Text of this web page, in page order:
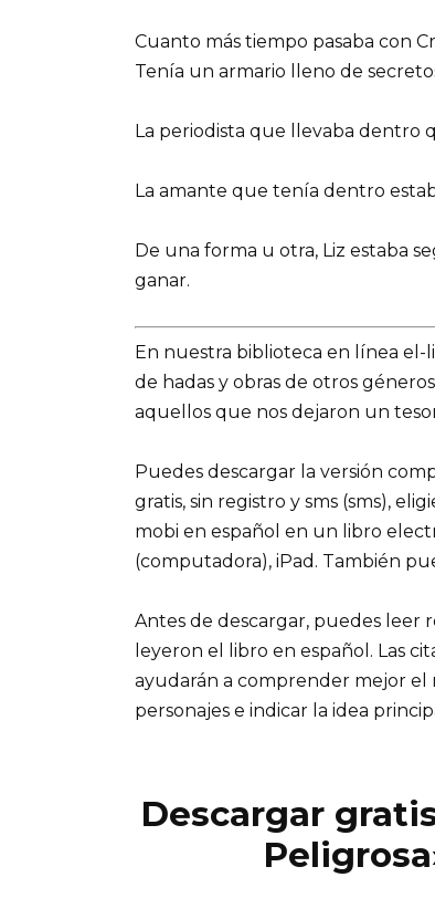
Cuanto más tiempo pasaba con
Tenía un armario lleno de
La periodista que llevaba dentro
La amante que tenía dentro
De una forma u otra, Liz estaba
ganar.
En nuestra biblioteca en línea el-
de hadas y obras de otros
aquellos que nos dejaron un
Puedes descargar la versión
gratis, sin registro y sms (sms),
mobi en español en un libro
(computadora), iPad. También
Antes de descargar, puedes leer
leyeron el libro en español. Las
ayudarán a comprender mejor el
personajes e indicar la idea
Descargar